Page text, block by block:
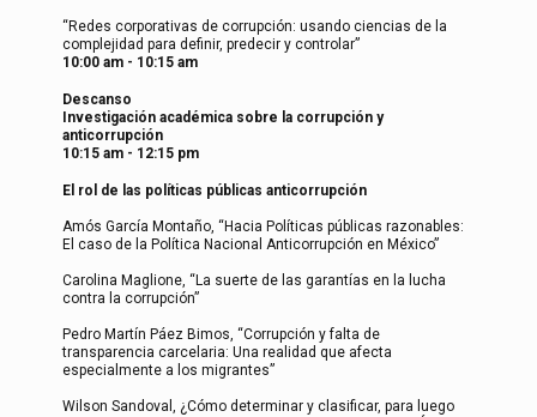
“Redes corporativas de corrupción: usando ciencias de la
complejidad para definir, predecir y controlar”
10:00 am - 10:15 am
Descanso
Investigación académica sobre la corrupción y
anticorrupción
10:15 am - 12:15 pm
El rol de las políticas públicas anticorrupción
Amós García Montaño, “Hacia Políticas públicas razonables:
El caso de la Política Nacional Anticorrupción en México”
Carolina Maglione, “La suerte de las garantías en la lucha
contra la corrupción”
Pedro Martín Páez Bimos, “Corrupción y falta de
transparencia carcelaria: Una realidad que afecta
especialmente a los migrantes”
Wilson Sandoval, ¿Cómo determinar y clasificar, para luego